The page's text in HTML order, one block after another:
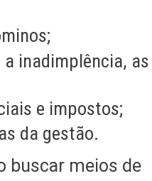
inadimplência, as
e impostos;
da gestão.
buscar meios de